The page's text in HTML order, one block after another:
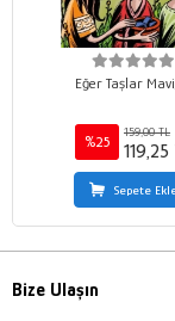
Eğer Taşlar
%25
159,00 TL
119,25
Sepete
Bize Ulaşın